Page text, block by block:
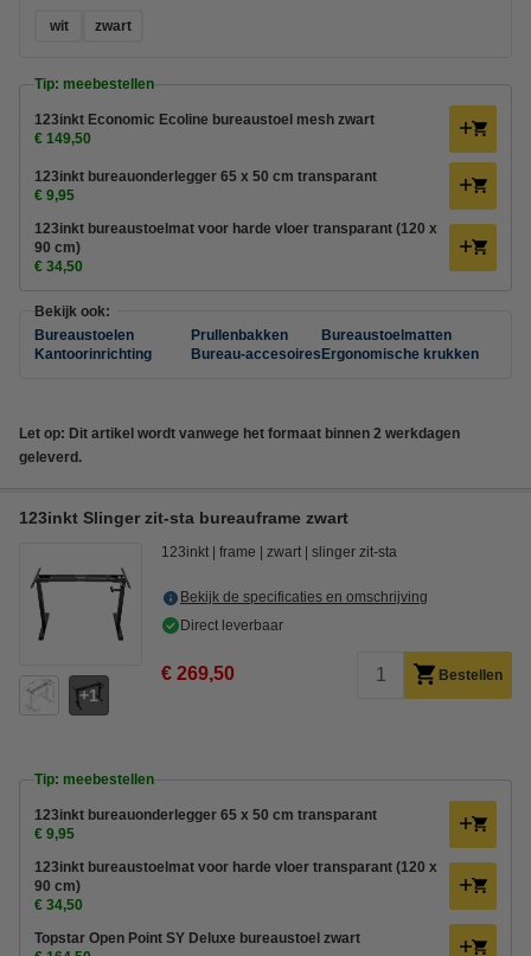
wit zwart
Tip: meebestellen
123inkt Economic Ecoline bureaustoel mesh zwart
€ 149,50
123inkt bureauonderlegger 65 x 50 cm transparant
€ 9,95
123inkt bureaustoelmat voor harde vloer transparant (120 x
90 cm)
€ 34,50
Bekijk ook:
Bureaustoelen
Prullenbakken
Bureaustoelmatten
Kantoorinrichting
Bureau-accesoires Ergonomische krukken
Let op: Dit artikel wordt vanwege het formaat binnen 2 werkdagen
geleverd.
123inkt Slinger zit-sta bureauframe zwart
1
123inkt frame zwart slinger zit-sta
Bekijk de specificaties en omschrijving
Direct leverbaar
€ 269,50 Bestellen
Tip: meebestellen
123inkt bureauonderlegger 65 x 50 cm transparant
€ 9,95
123inkt bureaustoelmat voor harde vloer transparant (120 x
90 cm)
€ 34,50
Topstar Open Point SY Deluxe bureaustoel zwart